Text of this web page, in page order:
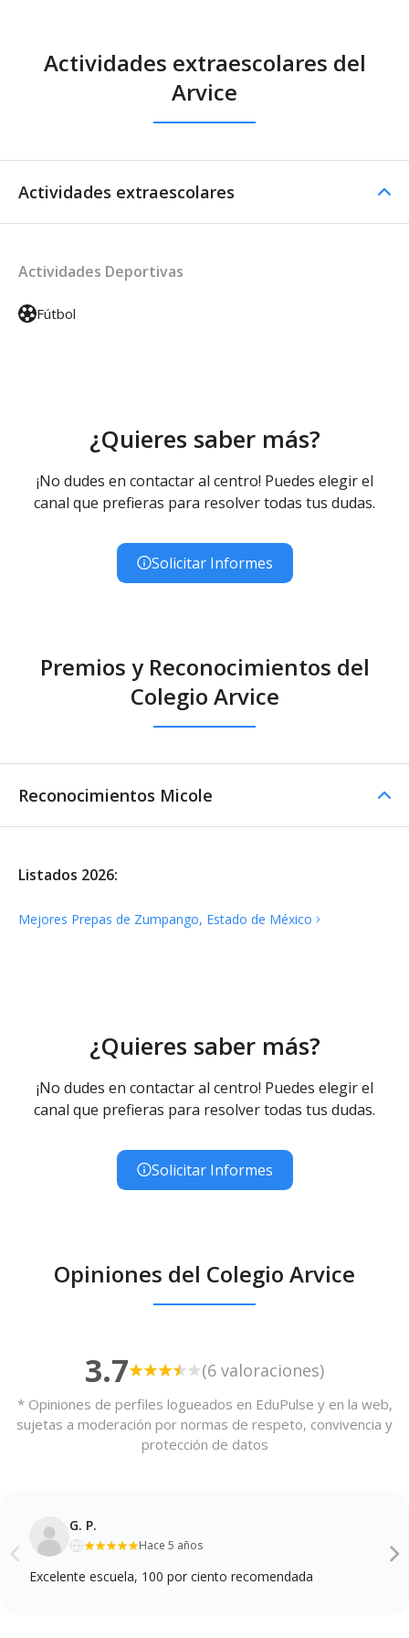
Actividades extraescolares del
Arvice
Actividades extraescolares
Actividades Deportivas
Fútbol
¿Quieres saber más?
¡No dudes en contactar al centro! Puedes elegir el
canal que prefieras para resolver todas tus dudas.
Solicitar Informes
Premios y Reconocimientos del
Colegio Arvice
Reconocimientos Micole
Listados 2026:
Mejores Prepas de Zumpango, Estado de México
¿Quieres saber más?
¡No dudes en contactar al centro! Puedes elegir el
canal que prefieras para resolver todas tus dudas.
Solicitar Informes
Opiniones del Colegio Arvice
3.7 (6 valoraciones)
* Opiniones de perfiles logueados en EduPulse y en la web,
sujetas a moderación por normas de respeto, convivencia y
protección de datos
G. P.
Hace 5 años
Excelente escuela, 100 por ciento recomendada